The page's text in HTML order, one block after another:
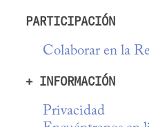
PARTICIPACIÓN
Colaborar en la
+ INFORMACIÓN
Privacidad